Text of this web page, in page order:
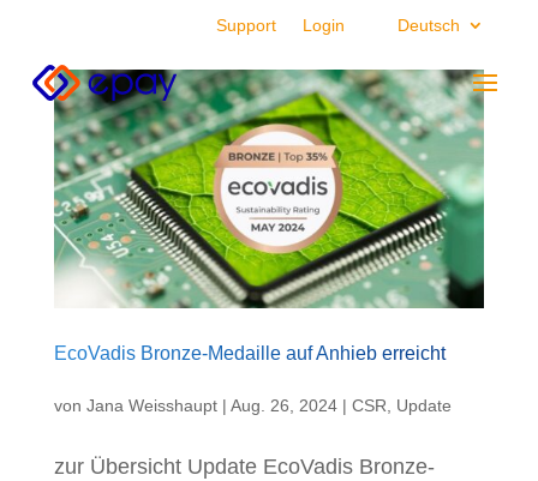
Support Login Deutsch
EcoVadis Bronze-Medaille auf Anhieb erreicht
von Jana Weisshaupt| Aug. 26, 2024| CSR, Update
zur Übersicht Update EcoVadis Bronze-